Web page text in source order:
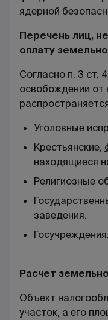
ядерной
Перечень лиц,
оплату
Согласно п. 3 ст.
освобождении от
Уголовные
Крестьянские,
находящиеся
Религиозные
заведения.
Госучреждения.
Расчет
Объект
участок, а его